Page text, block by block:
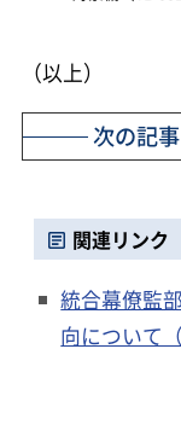
（以上）
次の記事
関連リンク
統合幕僚監
向について